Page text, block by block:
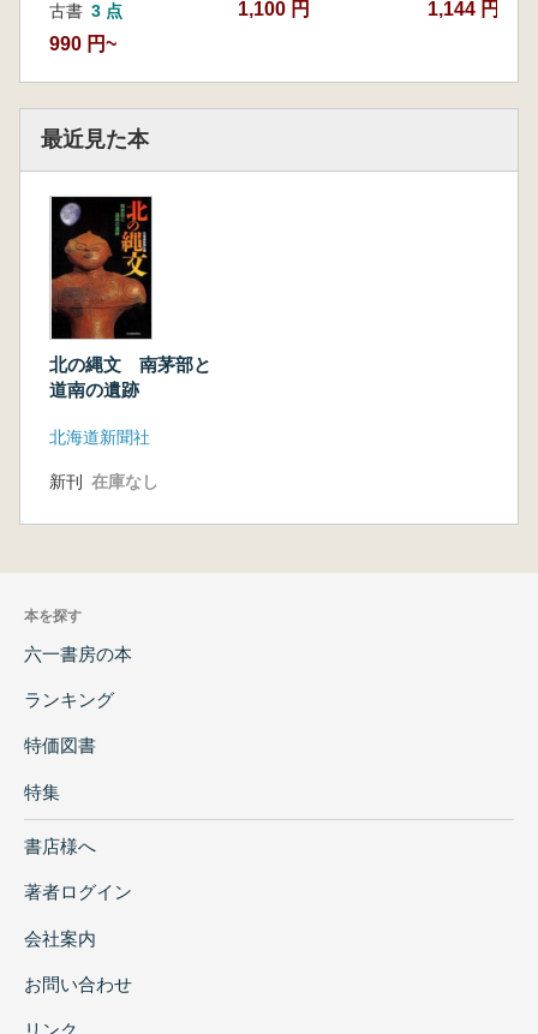
古書 3 点
990 円~
1,100 円 1,144 円~
最近見た本
北の縄文 南茅部と
道南の遺跡
北海道新聞社
新刊 在庫なし
本を探す
六一書房の本
ランキング
特価図書
特集
書店様へ
著者ログイン
会社案内
お問い合わせ